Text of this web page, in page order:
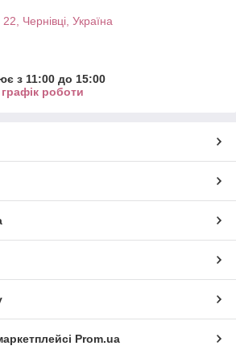
Чернівці, Україна
з 11:00 до 15:00
роботи
Prom.ua